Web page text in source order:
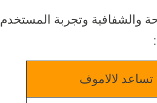
والشفافية وتجربة المستخدم
لالاموف